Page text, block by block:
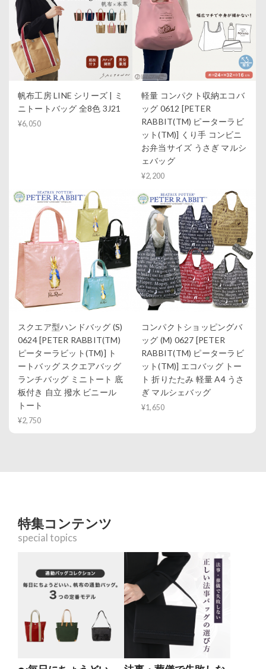
帆布工房 LINE シリーズ | ミ
ニトートバッグ 全8色 3J21
¥6,050
軽量 コンパクト収納エコバ
ッグ 0612 [PETER
RABBIT(TM) ピーターラビ
ット(TM)] くり手 コンビニ
お弁当サイズ うさぎ マルシ
ェバッグ
¥2,200
スクエア型ハンドバッグ (S)
0624 [PETER RABBIT(TM)
ピーターラビット(TM)] ト
ートバッグ スクエアバッグ
ランチバッグ ミニトート 底
板付き 自立 撥水 ビニール
トート
¥2,750
コンパクトショッピングバ
ッグ (M) 0627 [PETER
RABBIT(TM) ピーターラビ
ット(TM)] エコバッグ トー
ト 折りたたみ 軽量 A4 うさ
ぎ マルシェバッグ
¥1,650
特集コンテンツ
special topics